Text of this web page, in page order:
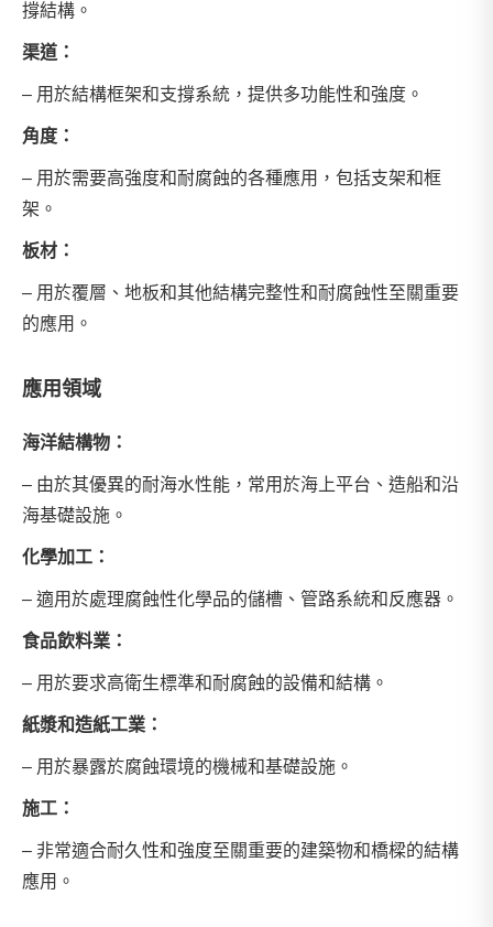
撐結構。
渠道：
– 用於結構框架和支撐系統，提供多功能性和強度。
角度：
– 用於需要高強度和耐腐蝕的各種應用，包括支架和框
架。
板材：
– 用於覆層、地板和其他結構完整性和耐腐蝕性至關重要
的應用。
應用領域
海洋結構物：
– 由於其優異的耐海水性能，常用於海上平台、造船和沿
海基礎設施。
化學加工：
– 適用於處理腐蝕性化學品的儲槽、管路系統和反應器。
食品飲料業：
– 用於要求高衛生標準和耐腐蝕的設備和結構。
紙漿和造紙工業：
– 用於暴露於腐蝕環境的機械和基礎設施。
施工：
– 非常適合耐久性和強度至關重要的建築物和橋樑的結構
應用。